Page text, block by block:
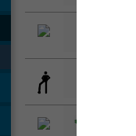
Ball